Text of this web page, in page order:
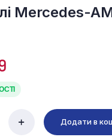
Mercedes-
Додати в